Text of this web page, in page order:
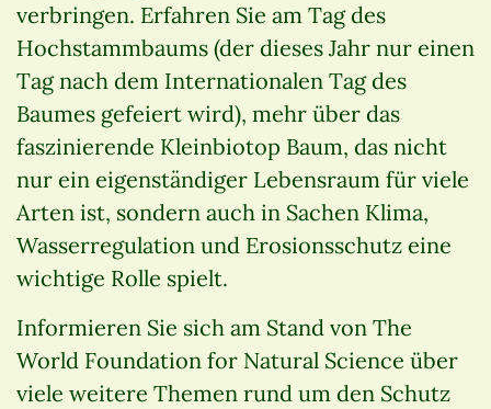
verbringen. Erfahren Sie am Tag des
Hochstammbaums (der dieses Jahr nur einen
Tag nach dem Internationalen Tag des
Baumes gefeiert wird), mehr über das
faszinierende Kleinbiotop Baum, das nicht
nur ein eigenständiger Lebensraum für viele
Arten ist, sondern auch in Sachen Klima,
Wasserregulation und Erosionsschutz eine
wichtige Rolle spielt.
Informieren Sie sich am Stand von The
World Foundation for Natural Science über
viele weitere Themen rund um den Schutz